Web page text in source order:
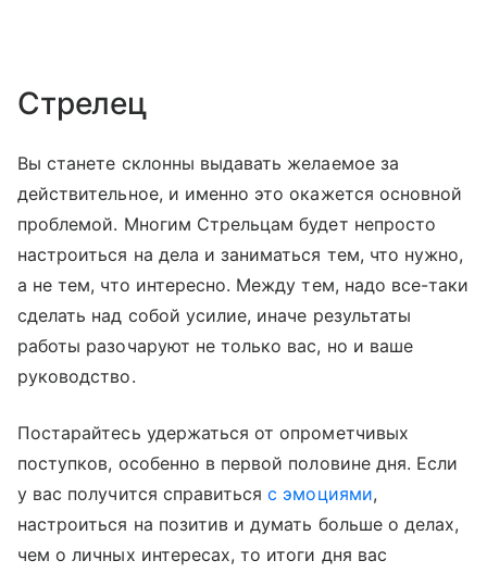
Стрелец
Вы станете склонны выдавать желаемое за
действительное, и именно это окажется основной
проблемой. Многим Стрельцам будет непросто
настроиться на дела и заниматься тем, что нужно,
а не тем, что интересно. Между тем, надо все-таки
сделать над собой усилие, иначе результаты
работы разочаруют не только вас, но и ваше
руководство.
Постарайтесь удержаться от опрометчивых
поступков, особенно в первой половине дня. Если
у вас получится справитьсяс эмоциями,
настроиться на позитив и думать больше о делах,
чем о личных интересах, то итоги дня вас